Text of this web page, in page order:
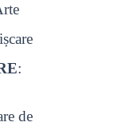
:
de